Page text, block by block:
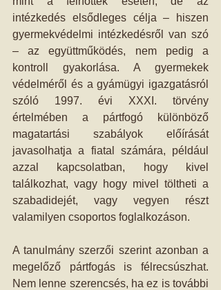
intézkedés elsődleges célja – hiszen
gyermekvédelmi intézkedésről van szó
– az együttműködés, nem pedig a
kontroll gyakorlása. A gyermekek
védelméről és a gyámügyi igazgatásról
szóló 1997. évi XXXI. törvény
értelmében a pártfogó különböző
magatartási szabályok előírását
javasolhatja a fiatal számára, például
azzal kapcsolatban, hogy kivel
találkozhat, vagy hogy mivel töltheti a
szabadidejét, vagy vegyen részt
valamilyen csoportos foglalkozáson.
A tanulmány szerzői szerint azonban a
megelőző pártfogás is félrecsúszhat.
Nem lenne szerencsés, ha ez is további